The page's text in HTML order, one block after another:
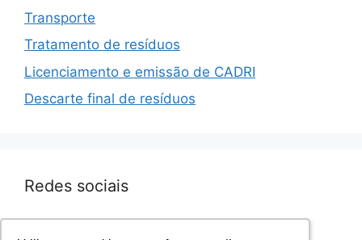
Transporte
Tratamento de resíduos
Licenciamento e emissão de CADRI
Descarte final de resíduos
Redes sociais